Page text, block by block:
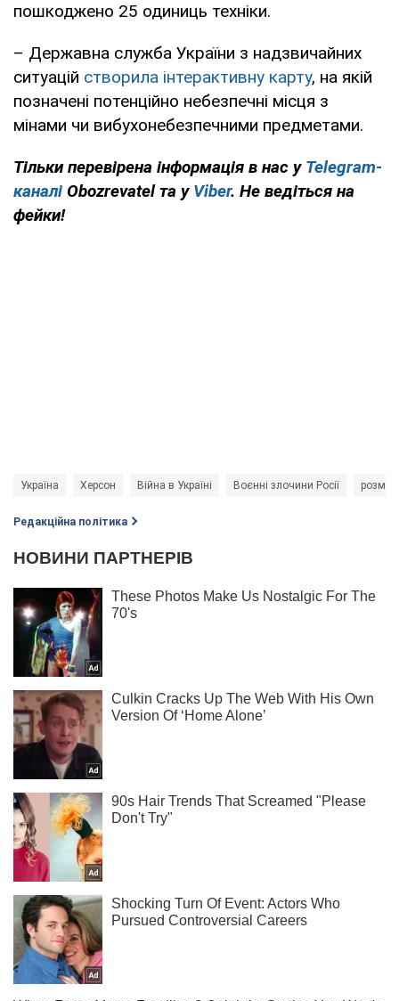
пошкоджено 25 одиниць техніки.
– Державна служба України з надзвичайних
ситуацій створила інтерактивну карту, на якій
позначені потенційно небезпечні місця з
мінами чи вибухонебезпечними предметами.
Тільки перевірена інформація в нас у Telegram-
каналі Obozrevatel та у Viber. Не ведіться на
фейки!
Україна Херсон Війна в Україні Воєнні злочини Росії
Редакційна політика